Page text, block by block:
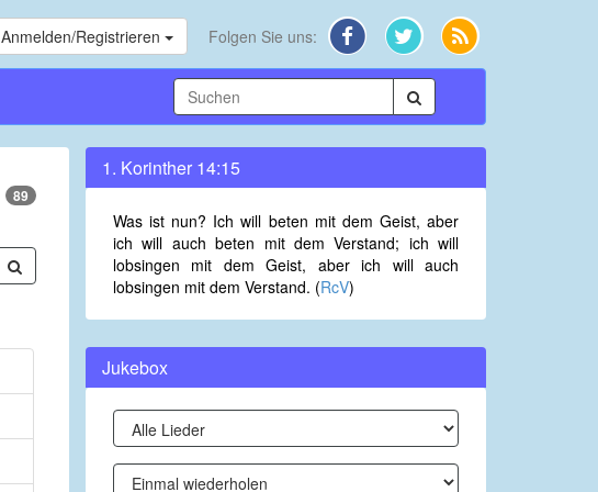
Anmelden/Registrieren Folgen Sie uns:
89
1. Korinther 14:15
Was ist nun? Ich will beten mit dem Geist, aber
ich will auch beten mit dem Verstand; ich will
lobsingen mit dem Geist, aber ich will auch
lobsingen mit dem Verstand. (RcV)
Jukebox